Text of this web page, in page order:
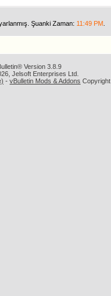
Şuanki Zaman: 11:49 PM
Version 3.8.9
Jelsoft Enterprises Ltd.
- vBulletin Mods & Addons